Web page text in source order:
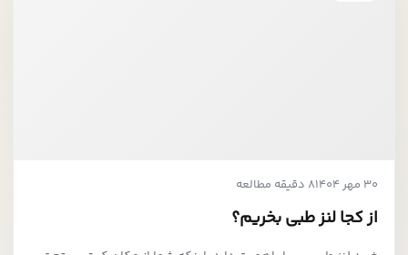
30 مهر 1404 8 دقیقه مطالعه
از کجا لنز طبی بخریم؟